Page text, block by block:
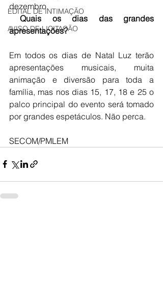
EDITAL DE INTIMAÇÃO
AVISO DE LICITAÇÃO
dezembro.
Quais os dias das grandes
apresentações?
Em todos os dias de Natal Luz terão
apresentações musicais, muita
animação e diversão para toda a
família, mas nos dias 15, 17, 18 e 25 o
palco principal do evento será tomado
por grandes espetáculos. Não perca.
SECOM/PMLEM